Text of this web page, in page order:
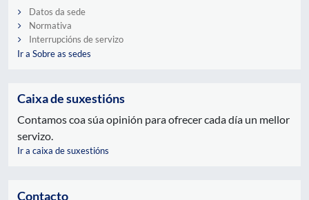
Datos da sede
Normativa
Interrupcións de servizo
Ir a Sobre as sedes
Caixa de suxestións
Contamos coa súa opinión para ofrecer cada día un mellor
servizo.
Ir a caixa de suxestións
Contacto